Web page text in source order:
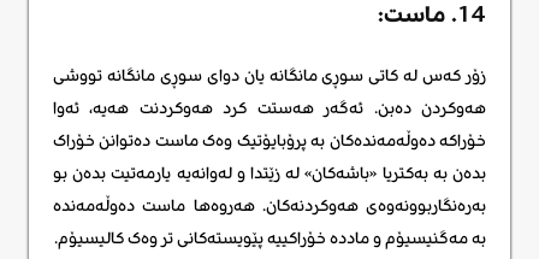
14. ماست:
زۆر کەس لە کاتی سوڕی مانگانە یان دوای سوڕی مانگانە تووشی
هەوکردن دەبن. ئەگەر هەستت کرد هەوکردنت هەیە، ئەوا
خۆراکە دەوڵەمەندەکان بە پرۆبایۆتیک وەک ماست دەتوانن خۆراک
بدەن بە بەکتریا «باشەکان» لە زێتدا و لەوانەیە یارمەتیت بدەن بو
بەرەنگاربوونەوەی هەوکردنەکان. هەروەها ماست دەوڵەمەندە
بە مەگنیسیۆم و ماددە خۆراکییە پێویستەکانی تر وەک کالیسیۆم.